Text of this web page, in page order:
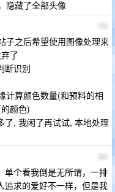
隐藏了全部头像
19
子之后希望使用图像处理来
了
断识别
计算颜色数量(和预料的相
颜色)
了, 我闲了再试试, 本地处理
20
单个看我倒是无所谓，一排
追求的爱好不一样，但是我